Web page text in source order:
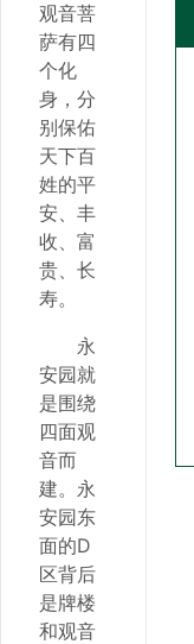
观音菩
萨有四
个化
身，分
别保佑
天下百
姓的平
安、丰
收、富
贵、长
寿。
永
安园就
是围绕
四面观
音而
建。永
安园东
面的D
区背后
是牌楼
和观音